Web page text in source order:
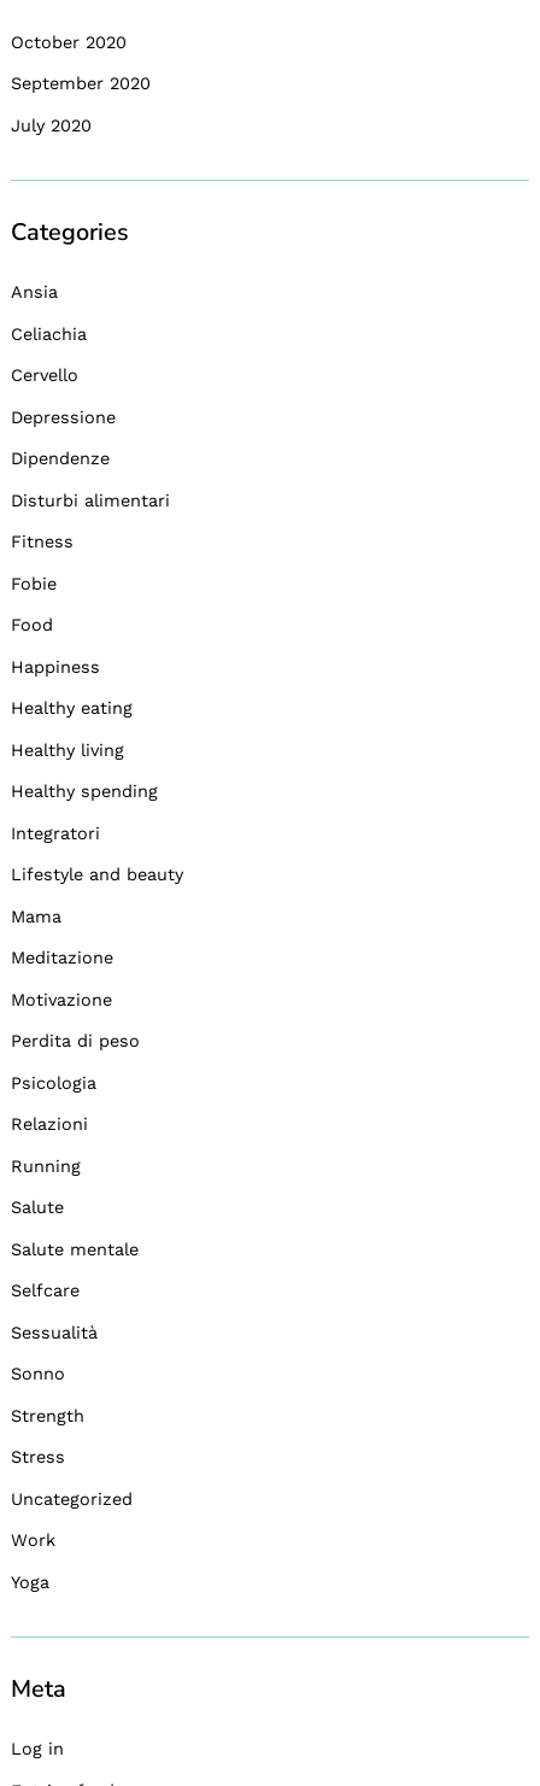
October 2020
September 2020
July 2020
Categories
Ansia
Celiachia
Cervello
Depressione
Dipendenze
Disturbi alimentari
Fitness
Fobie
Food
Happiness
Healthy eating
Healthy living
Healthy spending
Integratori
Lifestyle and beauty
Mama
Meditazione
Motivazione
Perdita di peso
Psicologia
Relazioni
Running
Salute
Salute mentale
Selfcare
Sessualità
Sonno
Strength
Stress
Uncategorized
Work
Yoga
Meta
Log in